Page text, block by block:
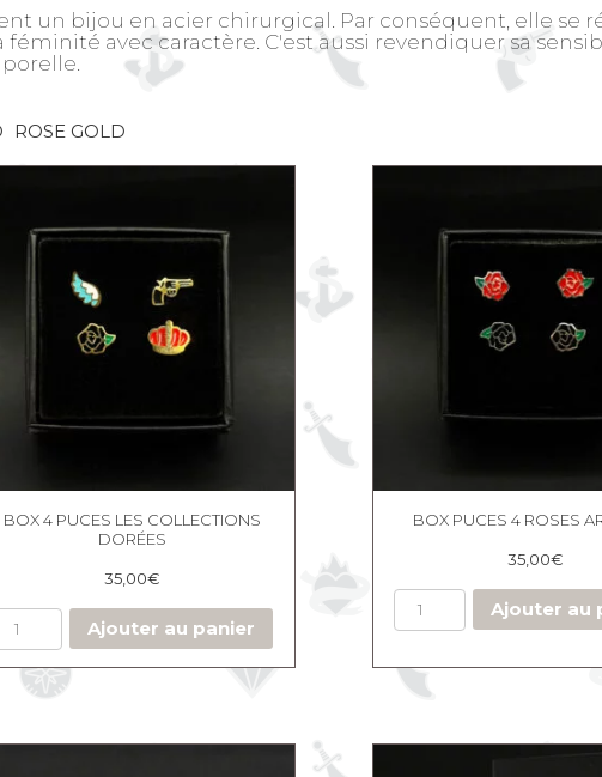
un bijou en acier chirurgical. Par conséquent, elle
féminité avec caractère. C'est aussi revendiquer sa
ROSE GOLD
BOX 4 PUCES LES COLLECTIONS
DORÉES
35,00€
Ajouter au panier
BOX PUCES 4 ROSES
35,00€
Ajouter au